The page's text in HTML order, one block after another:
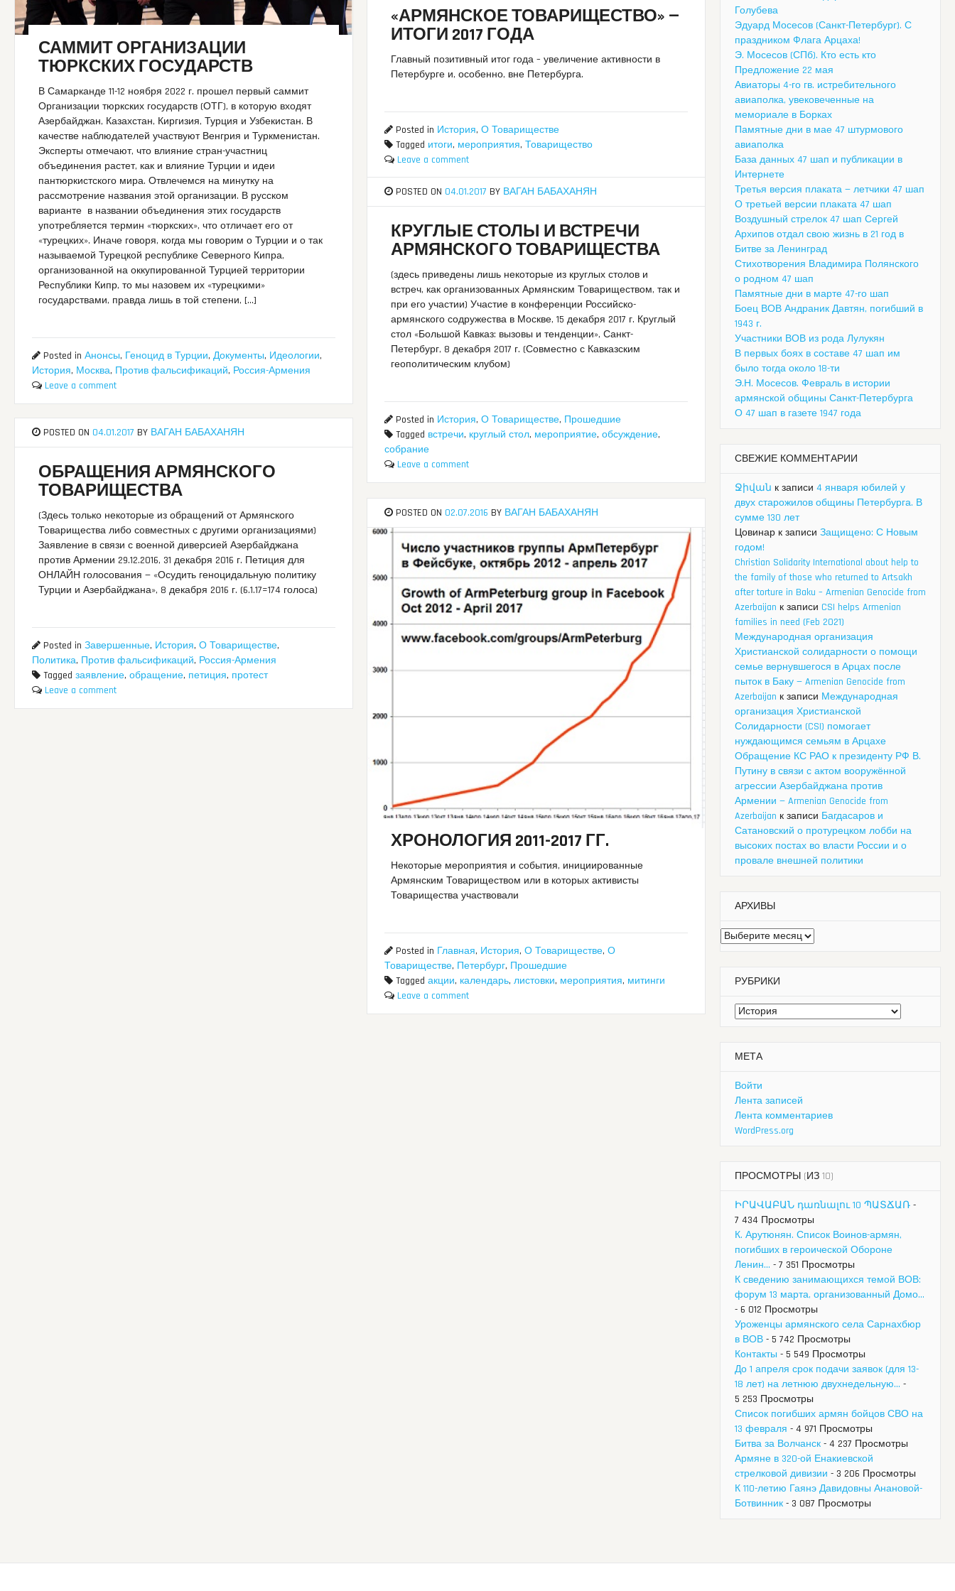
САММИТ ОРГАНИЗАЦИИ
ТЮРКСКИХ ГОСУДАРСТВ
В Самарканде 11-12 ноября 2022 г. прошел первый саммит
Организации тюркских государств (ОТГ), в которую входят
Азербайджан, Казахстан, Киргизия, Турция и Узбекистан. В
качестве наблюдателей участвуют Венгрия и Туркменистан.
Эксперты отмечают, что влияние стран-участниц
объединения растет, как и влияние Турции и идеи
пантюркистского мира. Отвлечемся на минутку на
рассмотрение названия этой организации. В русском
варианте в названии объединения этих государств
употребляется термин «тюркских», что отличает его от
«турецких». Иначе говоря, когда мы говорим о Турции и о так
называемой Турецкой республике Северного Кипра,
организованной на оккупированной Турцией территории
Республики Кипр, то мы назовем их «турецкими»
государствами, правда лишь в той степени, […]
Posted in Анонсы, Геноцид в Турции, Документы, Идеологии,
История, Москва, Против фальсификаций, Россия-Армения
Leave a comment
«АРМЯНСКОЕ ТОВАРИЩЕСТВО» —
ИТОГИ 2017 ГОДА
Главный позитивный итог года – увеличение активности в
Петербурге и, особенно, вне Петербурга.
Posted in История, О Товариществе
Tagged итоги, мероприятия, Товарищество
Leave a comment
POSTED ON 04.01.2017 BY ВАГАН БАБАХАНЯН
КРУГЛЫЕ СТОЛЫ И ВСТРЕЧИ
АРМЯНСКОГО ТОВАРИЩЕСТВА
(здесь приведены лишь некоторые из круглых столов и
встреч, как организованных Армянским Товариществом, так и
при его участии) Участие в конференции Российско-
армянского содружества в Москве, 15 декабря 2017 г. Круглый
стол «Большой Кавказ: вызовы и тенденции», Санкт-
Петербург, 8 декабря 2017 г. (Совместно с Кавказским
геополитическим клубом)
Posted in История, О Товариществе, Прошедшие
Tagged встречи, круглый стол, мероприятие, обсуждение,
собрание
Leave a comment
POSTED ON 04.01.2017 BY ВАГАН БАБАХАНЯН
ОБРАЩЕНИЯ АРМЯНСКОГО
ТОВАРИЩЕСТВА
(Здесь только некоторые из обращений от Армянского
Товарищества либо совместных с другими организациями)
Заявление в связи с военной диверсией Азербайджана
против Армении 29.12.2016, 31 декабря 2016 г. Петиция для
ОНЛАЙН голосования — «Осудить геноцидальную политику
Турции и Азербайджана», 8 декабря 2016 г. (6.1.17=174 голоса)
Posted in Завершенные, История, О Товариществе,
Политика, Против фальсификаций, Россия-Армения
Tagged заявление, обращение, петиция, протест
Leave a comment
POSTED ON 02.07.2016 BY ВАГАН БАБАХАНЯН
ХРОНОЛОГИЯ 2011-2017 ГГ.
Некоторые мероприятия и события, инициированные
Армянским Товариществом или в которых активисты
Товарищества участвовали
Posted in Главная, История, О Товариществе, О
Товариществе, Петербург, Прошедшие
Tagged акции, календарь, листовки, мероприятия, митинги
Leave a comment
Голубева
Эдуард Мосесов (Санкт-Петербург). С
праздником Флага Арцаха!
Э. Мосесов (СПб). Кто есть кто
Предложение 22 мая
Авиаторы 4-го гв. истребительного
авиаполка, увековеченные на
мемориале в Борках
Памятные дни в мае 47 штурмового
авиаполка
База данных 47 шап и публикации в
Интернете
Третья версия плаката — летчики 47 шап
О третьей версии плаката 47 шап
Воздушный стрелок 47 шап Сергей
Архипов отдал свою жизнь в 21 год в
Битве за Ленинград
Стихотворения Владимира Полянского
о родном 47 шап
Памятные дни в марте 47-го шап
Боец ВОВ Андраник Давтян, погибший в
1943 г.
Участники ВОВ из рода Лулукян
В первых боях в составе 47 шап им
было тогда около 18-ти
Э.Н. Мосесов. Февраль в истории
армянской общины Санкт-Петербурга
О 47 шап в газете 1947 года
СВЕЖИЕ КОММЕНТАРИИ
Ջիվան к записи 4 января юбилей у
двух старожилов общины Петербурга. В
сумме 130 лет
Цовинар к записи Защищено: С Новым
годом!
Christian Solidarity International about help to
the family of those who returned to Artsakh
after torture in Baku – Armenian Genocide from
Azerbaijan к записи CSI helps Armenian
families in need (Feb 2021)
Международная организация
Христианской солидарности о помощи
семье вернувшегося в Арцах после
пыток в Баку — Armenian Genocide from
Azerbaijan к записи Международная
организация Христианской
Солидарности (CSI) помогает
нуждающимся семьям в Арцахе
Обращение КС РАО к президенту РФ В.
Путину в связи с актом вооружённой
агрессии Азербайджана против
Армении — Armenian Genocide from
Azerbaijan к записи Багдасаров и
Сатановский о протурецком лобби на
высоких постах во власти России и о
провале внешней политики
АРХИВЫ
Архивы
РУБРИКИ
Рубрики
МЕТА
Войти
Лента записей
Лента комментариев
WordPress.org
ПРОСМОТРЫ (ИЗ 10)
ԻՐԱՎԱԲԱՆ դառնալու 10 ՊԱՏՃԱՌ -
7 434 Просмотры
К. Арутюнян. Список Воинов-армян,
погибших в героической Обороне
Ленин... - 7 351 Просмотры
К сведению занимающихся темой ВОВ:
форум 13 марта, организованный Домо...
- 6 012 Просмотры
Уроженцы армянского села Сарнахбюр
в ВОВ - 5 742 Просмотры
Контакты - 5 549 Просмотры
До 1 апреля срок подачи заявок (для 13-
18 лет) на летнюю двухнедельную... -
5 253 Просмотры
Список погибших армян бойцов СВО на
13 февраля - 4 971 Просмотры
Битва за Волчанск - 4 237 Просмотры
Армяне в 320-ой Енакиевской
стрелковой дивизии - 3 206 Просмотры
К 110-летию Гаянэ Давидовны Анановой-
Ботвинник - 3 087 Просмотры